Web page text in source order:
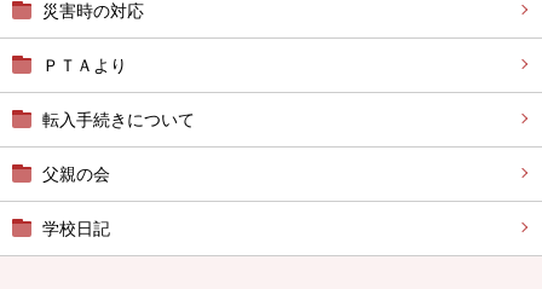
災害時の対応
ＰＴＡより
転入手続きについて
父親の会
学校日記